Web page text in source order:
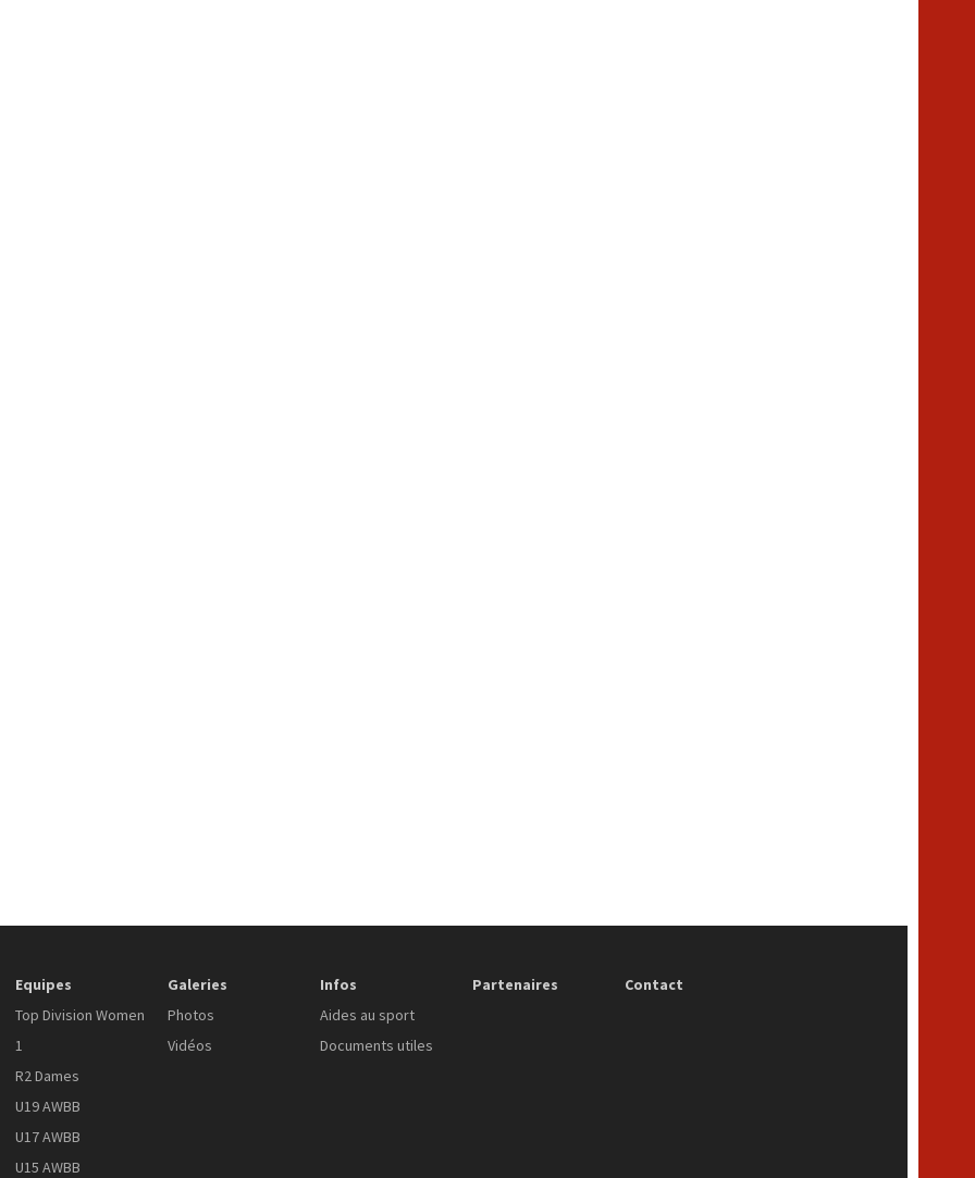
Equipes
Top Division Women
1
R2 Dames
U19 AWBB
U17 AWBB
U15 AWBB
Galeries
Photos
Vidéos
Infos
Aides au sport
Documents utiles
Partenaires Contact